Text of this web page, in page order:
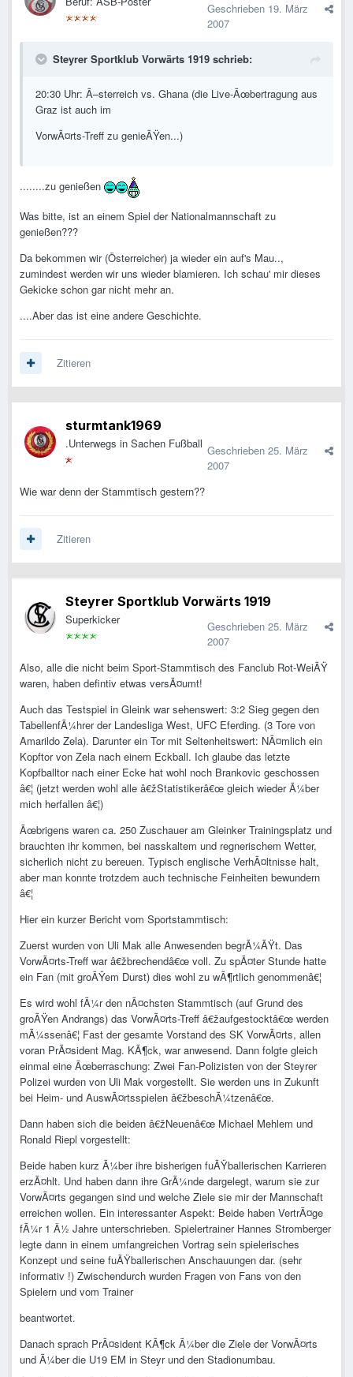
Geschrieben 19. März
2007
Steyrer Sportklub Vorwärts 1919 schrieb:
20:30 Uhr: Ã–sterreich vs. Ghana (die Live-Ãœbertragung aus
Graz ist auch im
VorwÃ¤rts-Treff zu genieÃŸen...)
........zu genießen
Was bitte, ist an einem Spiel der Nationalmannschaft zu
genießen???
Da bekommen wir (Österreicher) ja wieder ein auf's Mau..,
zumindest werden wir uns wieder blamieren. Ich schau' mir dieses
Gekicke schon gar nicht mehr an.
....Aber das ist eine andere Geschichte.
Zitieren
sturmtank1969
.Unterwegs in Sachen Fußball Geschrieben 25. März
2007
Wie war denn der Stammtisch gestern??
Zitieren
Steyrer Sportklub Vorwärts 1919
Superkicker Geschrieben 25. März
2007
Also, alle die nicht beim Sport-Stammtisch des Fanclub Rot-WeiÃŸ
waren, haben defintiv etwas versÃ¤umt!
Auch das Testspiel in Gleink war sehenswert: 3:2 Sieg gegen den
TabellenfÃ¼hrer der Landesliga West, UFC Eferding. (3 Tore von
Amarildo Zela). Darunter ein Tor mit Seltenheitswert: NÃ¤mlich ein
Kopftor von Zela nach einem Eckball. Ich glaube das letzte
Kopfballtor nach einer Ecke hat wohl noch Brankovic geschossen
â€¦ (jetzt werden wohl alle â€žStatistikerâ€œ gleich wieder Ã¼ber
mich herfallen â€¦)
Ãœbrigens waren ca. 250 Zuschauer am Gleinker Trainingsplatz und
brauchten ihr kommen, bei nasskaltem und regnerischem Wetter,
sicherlich nicht zu bereuen. Typisch englische VerhÃ¤ltnisse halt,
aber man konnte trotzdem auch technische Feinheiten bewundern
â€¦
Hier ein kurzer Bericht vom Sportstammtisch:
Zuerst wurden von Uli Mak alle Anwesenden begrÃ¼ÃŸt. Das
VorwÃ¤rts-Treff war â€žbrechendâ€œ voll. Zu spÃ¤ter Stunde hatte
ein Fan (mit groÃŸem Durst) dies wohl zu wÃ¶rtlich genommenâ€¦
Es wird wohl fÃ¼r den nÃ¤chsten Stammtisch (auf Grund des
groÃŸen Andrangs) das VorwÃ¤rts-Treff â€žaufgestocktâ€œ werden
mÃ¼ssenâ€¦ Fast der gesamte Vorstand des SK VorwÃ¤rts, allen
voran PrÃ¤sident Mag. KÃ¶ck, war anwesend. Dann folgte gleich
einmal eine Ãœberraschung: Zwei Fan-Polizisten von der Steyrer
Polizei wurden von Uli Mak vorgestellt. Sie werden uns in Zukunft
bei Heim- und AuswÃ¤rtsspielen â€žbeschÃ¼tzenâ€œ.
Dann haben sich die beiden â€žNeuenâ€œ Michael Mehlem und
Ronald Riepl vorgestellt:
Beide haben kurz Ã¼ber ihre bisherigen fuÃŸballerischen Karrieren
erzÃ¤hlt. Und haben dann ihre GrÃ¼nde dargelegt, warum sie zur
VorwÃ¤rts gegangen sind und welche Ziele sie mir der Mannschaft
erreichen wollen. Ein interessanter Aspekt: Beide haben VertrÃ¤ge
fÃ¼r 1 Â½ Jahre unterschrieben. Spielertrainer Hannes Stromberger
legte dann in einem umfangreichen Vortrag sein spielerisches
Konzept und seine fuÃŸballerischen Anschauungen dar. (sehr
informativ !) Zwischendurch wurden Fragen von Fans von den
Spielern und vom Trainer
beantwortet.
Danach sprach PrÃ¤sident KÃ¶ck Ã¼ber die Ziele der VorwÃ¤rts
und Ã¼ber die U19 EM in Steyr und den Stadionumbau.